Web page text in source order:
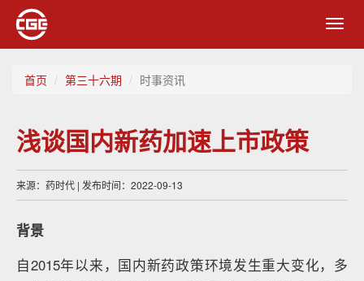
首页 第三十六期 时事资讯
浅谈国内新药加速上市政策
来源：药时代 | 发布时间：2022-09-13
背景
自2015年以来，国内新药政策环境发生重大变化，多